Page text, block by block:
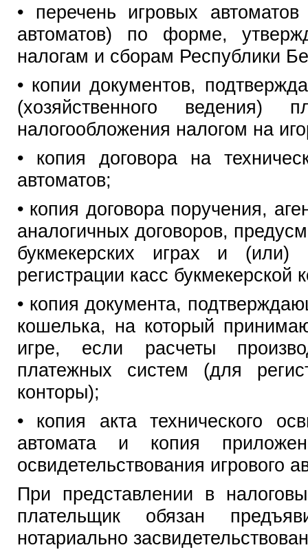
• перечень игровых
автоматов) по форме,
налогам и сборам Республики
• копии документов,
(хозяйственного ведения)
налогообложения налогом на
• копия договора на
автоматов;
• копия договора поручения,
аналогичных договоров,
букмекерских играх и
регистрации касс букмекерской
• копия документа,
кошелька, на который
игре, если расчеты
платежных систем (для
конторы);
• копия акта технического
автомата и копия
освидетельствования игрового
При представлении в
плательщик обязан
нотариально